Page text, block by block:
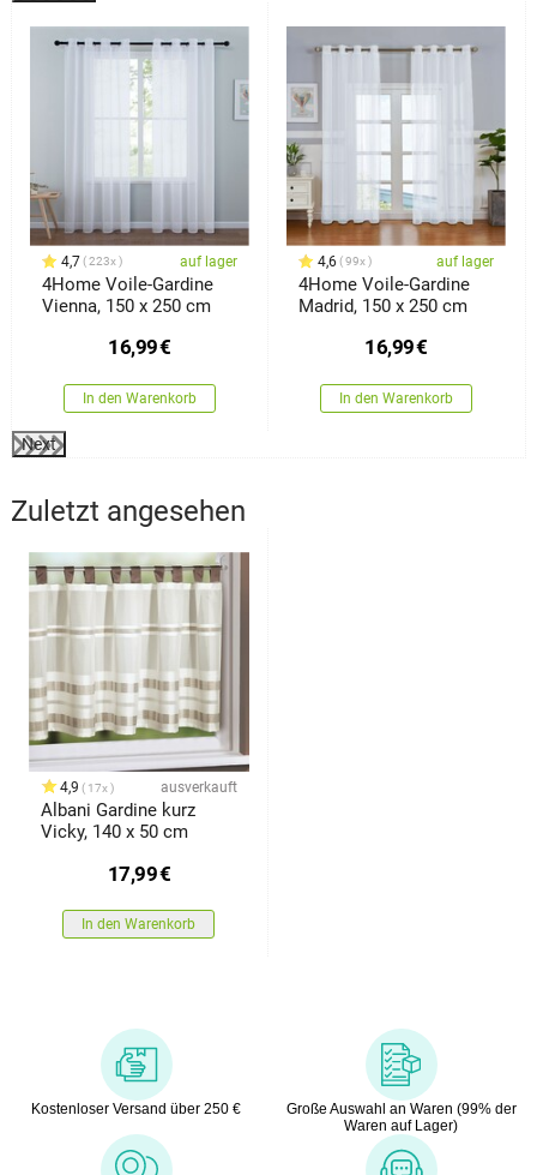
4,7 223x auf lager
4Home Voile-Gardine
Vienna, 150 x 250 cm
16,99€
In den Warenkorb
4,6 99x auf lager
4Home Voile-Gardine
Madrid, 150 x 250 cm
16,99€
In den Warenkorb
Next
Zuletzt angesehen
4,9 17x ausverkauft
Albani Gardine kurz
Vicky, 140 x 50 cm
17,99€
In den Warenkorb
Kostenloser Versand über 250 €
Große Auswahl an Waren (99% der
Waren auf Lager)